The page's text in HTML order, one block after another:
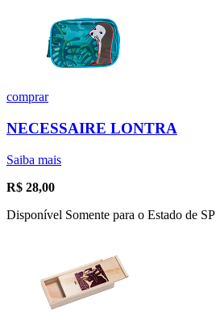
comprar
NECESSAIRE LONTRA
Saiba mais
R$ 28,00
Disponível Somente para o Estado de SP